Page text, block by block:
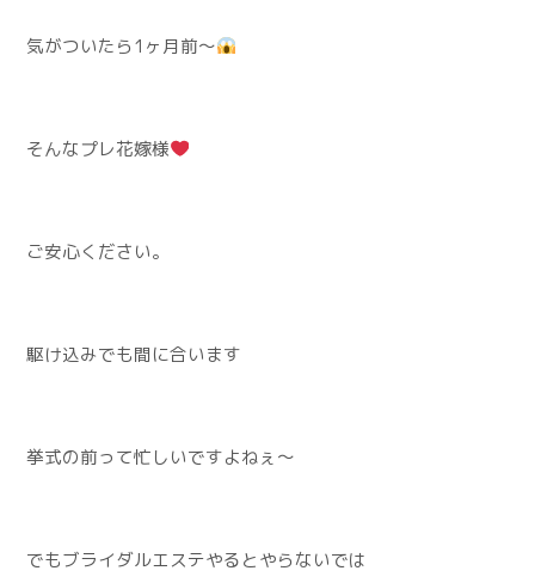
気がついたら1ヶ月前〜
そんなプレ花嫁様
ご安心ください。
駆け込みでも間に合います
挙式の前って忙しいですよねぇ〜
でもブライダルエステやるとやらないでは